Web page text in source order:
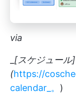
via
[スケジュール]
(https://
calendar_。 )